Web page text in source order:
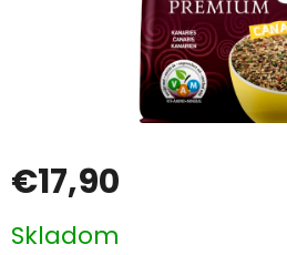
€17,90
cena:
Skladom